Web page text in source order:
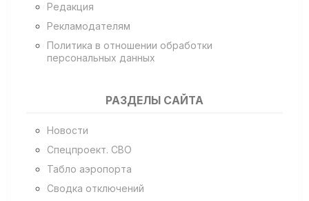
Редакция
Рекламодателям
Политика в отношении обработки
персональных данных
РАЗДЕЛЫ САЙТА
Новости
Спецпроект. СВО
Табло аэропорта
Сводка отключений